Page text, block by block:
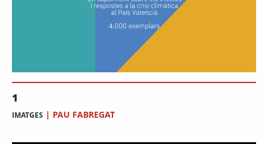
1
IMATGES | PAU FABREGAT